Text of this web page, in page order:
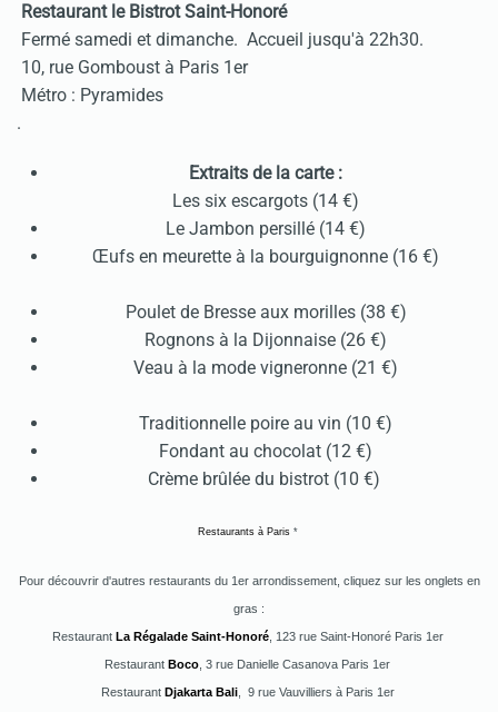
Restaurant le Bistrot Saint-Honoré
Fermé samedi et dimanche. Accueil jusqu'à 22h30.
10, rue Gomboust à Paris 1er
Métro : Pyramides
.
Extraits de la carte :
Les six escargots (14 €)
Le Jambon persillé (14 €)
Œufs en meurette à la bourguignonne (16 €)
Poulet de Bresse aux morilles (38 €)
Rognons à la Dijonnaise (26 €)
Veau à la mode vigneronne (21 €)
Traditionnelle poire au vin (10 €)
Fondant au chocolat (12 €)
Crème brûlée du bistrot (10 €)
Restaurants à Paris*
Pour découvrir d'autres restaurants du 1er arrondissement, cliquez sur les onglets en
gras :
Restaurant La Régalade Saint-Honoré, 123 rue Saint-Honoré Paris 1er
Restaurant Boco , 3 rue Danielle Casanova Paris 1er
Restaurant Djakarta Bali, 9 rue Vauvilliers à Paris 1er